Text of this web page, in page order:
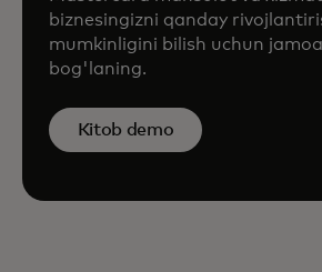
biznesingizni qanday
mumkinligini bilish uchun
bog'laning.
Kitob demo